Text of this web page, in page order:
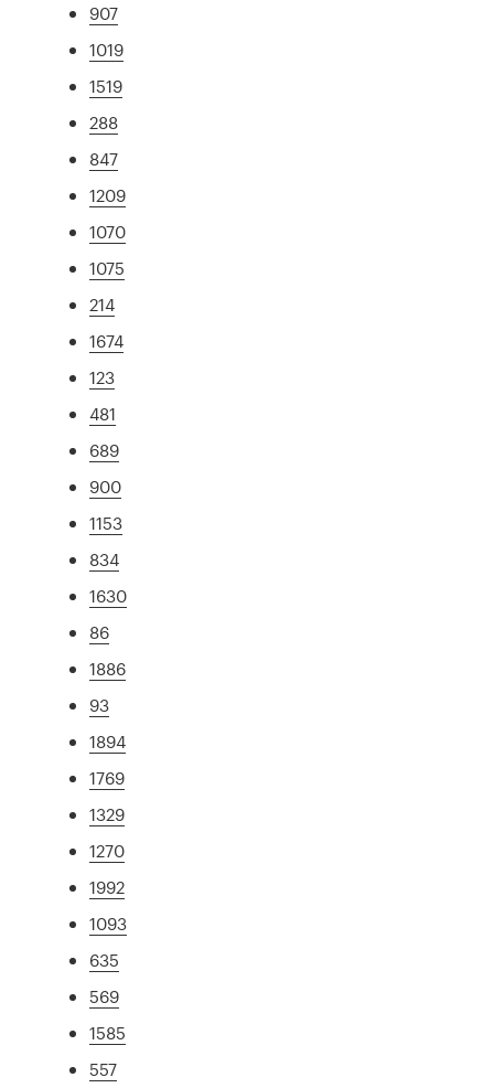
907
1019
1519
288
847
1209
1070
1075
214
1674
123
481
689
900
1153
834
1630
86
1886
93
1894
1769
1329
1270
1992
1093
635
569
1585
557